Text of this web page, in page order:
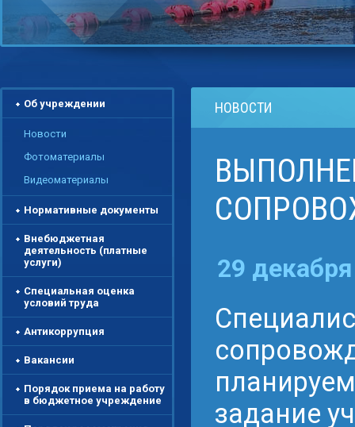
Об учреждении
Новости
Фотоматериалы
Видеоматериалы
Нормативные документы
Внебюджетная
деятельность (платные
услуги)
Специальная оценка
условий труда
Антикоррупция
Вакансии
Порядок приема на работу
в бюджетное учреждение
НОВОСТИ
29
задание